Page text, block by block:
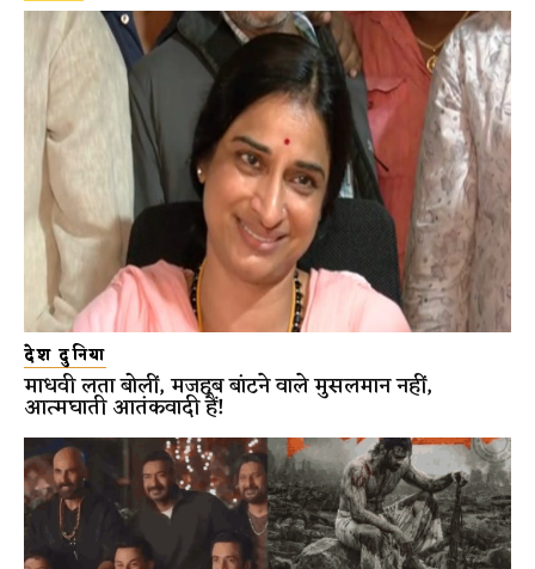
देश दुनिया
माधवी लता बोलीं, मजहब बांटने वाले मुसलमान नहीं,
आत्मघाती आतंकवादी हैं!